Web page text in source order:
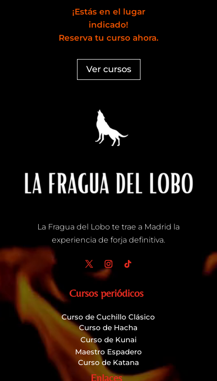
¡Estás en el lugar
indicado!
Reserva tu curso ahora.
Ver cursos
La Fragua del Lobo te trae a Madrid la
experiencia de forja definitiva.
Cursos periódicos
Curso de Cuchillo Clásico
Curso de Hacha
Curso de Kunai
Maestro Espadero
Curso de Katana
Enlaces